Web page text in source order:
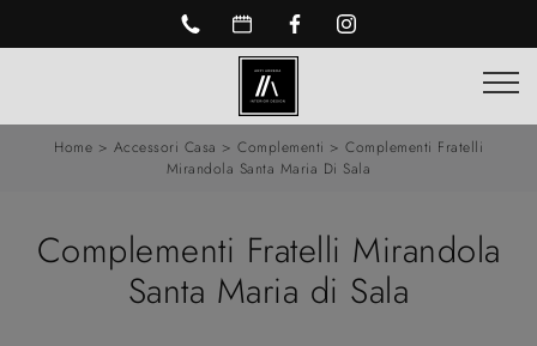
Home > Accessori Casa > Complementi > Complementi Fratelli
Mirandola Santa Maria Di Sala
Complementi Fratelli Mirandola
Santa Maria di Sala